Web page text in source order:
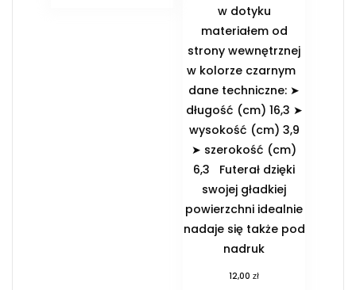
w dotyku
materiałem od
strony wewnętrznej
w kolorze czarnym
dane techniczne: ➤
długość (cm) 16,3 ➤
wysokość (cm) 3,9
➤ szerokość (cm)
6,3 Futerał dzięki
swojej gładkiej
powierzchni idealnie
nadaje się także pod
nadruk
12,00zł